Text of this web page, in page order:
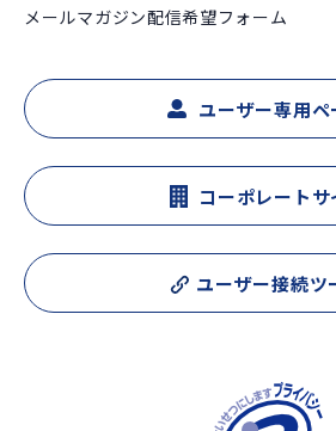
メールマガジン配信希望フォーム
ユーザー専用ペ
コーポレートサ
ユーザー接続ツ